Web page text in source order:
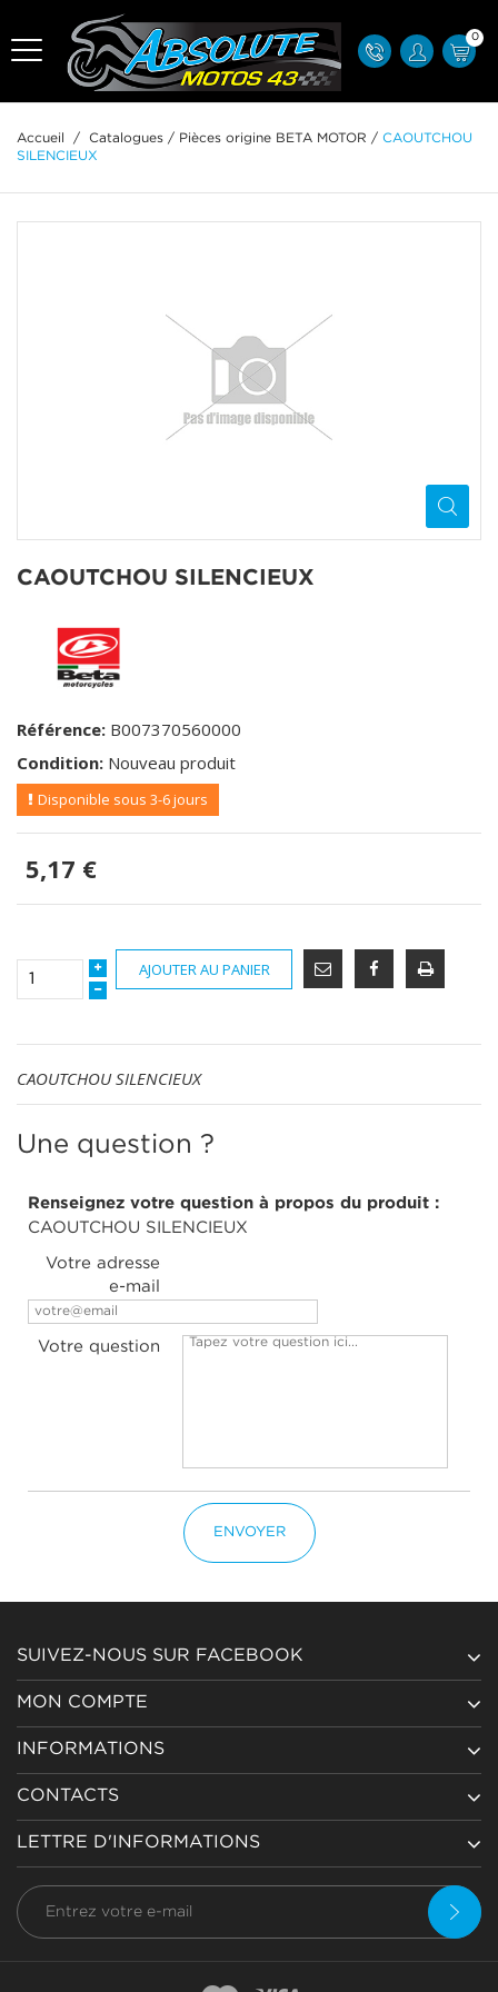
0
Accueil / Catalogues / Pièces origine BETA MOTOR / CAOUTCHOU
SILENCIEUX
CAOUTCHOU SILENCIEUX
Référence: B007370560000
Condition: Nouveau produit
Disponible sous 3-6 jours
5,17 €
AJOUTER AU PANIER
CAOUTCHOU SILENCIEUX
Une question ?
Renseignez votre question à propos du produit :
CAOUTCHOU SILENCIEUX
Votre adresse
e-mail
Votre question
ENVOYER
SUIVEZ-NOUS SUR FACEBOOK
MON COMPTE
INFORMATIONS
CONTACTS
LETTRE D'INFORMATIONS